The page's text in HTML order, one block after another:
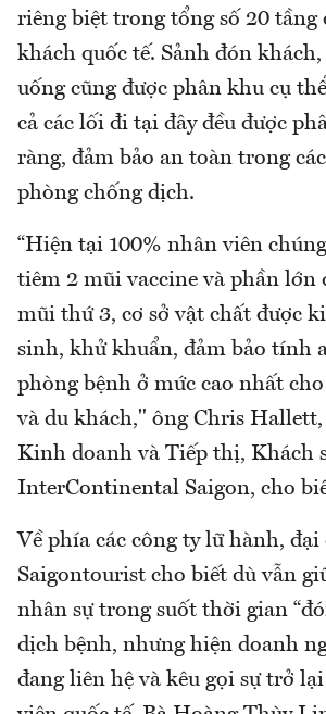
riêng biệt trong tổng số 20 tầng
khách quốc tế. Sảnh đón
uống cũng được phân khu cụ
cả các lối đi tại đây đều được
ràng, đảm bảo an toàn trong
phòng chống dịch.
“Hiện tại 100% nhân viên
tiêm 2 mũi vaccine và phần lớn
mũi thứ 3, cơ sở vật chất được
sinh, khử khuẩn, đảm bảo tính
phòng bệnh ở mức cao nhất
và du khách," ông Chris
Kinh doanh và Tiếp thị, Khách
InterContinental Saigon, cho
Về phía các công ty lữ hành, đại
Saigontourist cho biết dù vẫn
nhân sự trong suốt thời gian
dịch bệnh, nhưng hiện doanh
đang liên hệ và kêu gọi sự trở